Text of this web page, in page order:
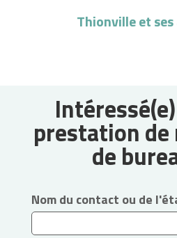
Thionville et
prestation
de
Nom du contact ou de